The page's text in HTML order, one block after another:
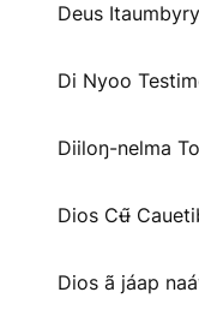
Deus
Di Nyoo
Diiloŋ-nelma
Dios Cʉ̃
Dios ã jáap